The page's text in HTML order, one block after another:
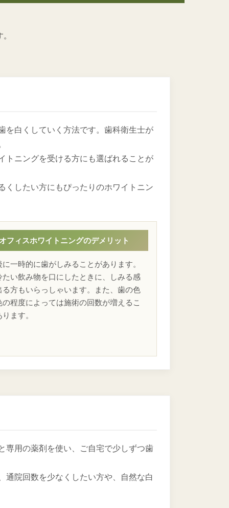
を白くしていく方法です。歯科衛生士が
トニングを受ける方にも選ばれることが
くしたい方にもぴったりのホワイトニン
オフィスホワイトニングのデメリット
に一時的に歯がしみることがあります。
たい飲み物を口にしたときに、しみる感
る方もいらっしゃいます。また、歯の色
の程度によっては施術の回数が増えるこ
ます。
専用の薬剤を使い、ご自宅で少しずつ歯
通院回数を少なくしたい方や、自然な白